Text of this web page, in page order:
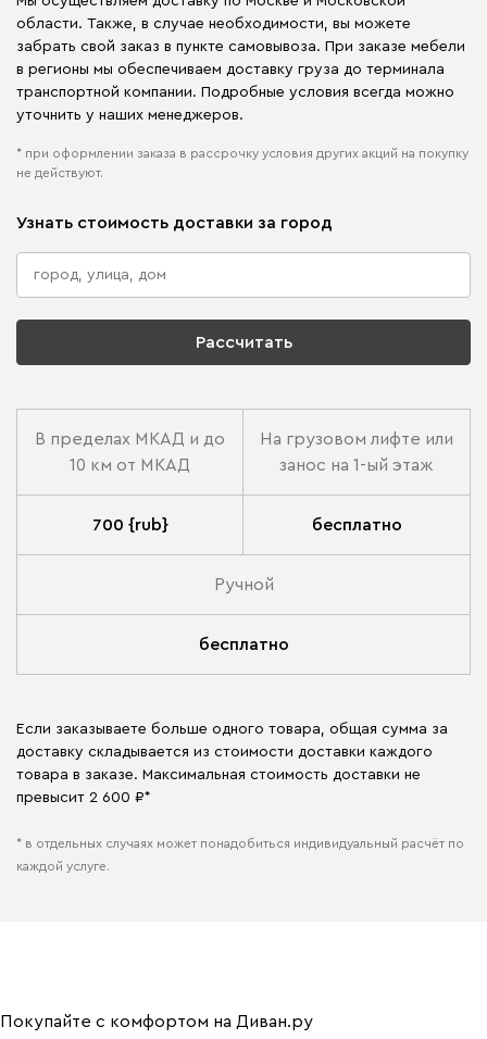
области. Также, в случае необходимости, вы можете
забрать свой заказ в пункте самовывоза. При заказе мебели
в регионы мы обеспечиваем доставку груза до терминала
транспортной компании. Подробные условия всегда можно
уточнить у наших менеджеров.
* при оформлении заказа в рассрочку условия других акций на покупку
не действуют.
Узнать стоимость доставки за город
Рассчитать
В пределах МКАД и до
10 км от МКАД
На грузовом лифте или
занос на 1-ый этаж
700 {rub} бесплатно
Ручной
бесплатно
Если заказываете больше одного товара, общая сумма за
доставку складывается из стоимости доставки каждого
товара в заказе. Максимальная стоимость доставки не
превысит 2 600 ₽*
* в отдельных случаях может понадобиться индивидуальный расчёт по
каждой услуге.
Покупайте с комфортом на Диван.ру